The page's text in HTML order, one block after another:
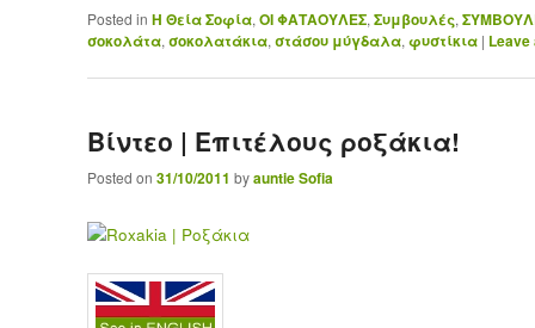
Posted in H Θεία Σοφία, ΟΙ ΦΑΤΑΟΥΛΕΣ, Συμβουλές,
σοκολάτα, σοκολατάκια, στάσου μύγδαλα, φυστίκια | Leave
Βίντεο | Επιτέλους ροξάκια!
Posted on 31/10/2011 byauntie Sofia